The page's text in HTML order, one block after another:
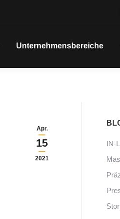
Unternehmensbereiche
Apr.
15
2021
IN-